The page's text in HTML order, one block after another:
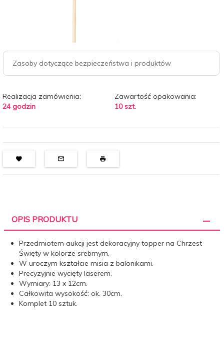
Zasoby dotyczące bezpieczeństwa i produktów
Realizacja zamówienia:
24 godzin
Zawartość opakowania:
10 szt.
OPIS PRODUKTU
Przedmiotem aukcji jest dekoracyjny topper na Chrzest
Święty w kolorze srebrnym.
W uroczym kształcie misia z balonikami.
Precyzyjnie wycięty laserem.
Wymiary: 13 x 12cm.
Całkowita wysokość: ok. 30cm.
Komplet 10 sztuk.